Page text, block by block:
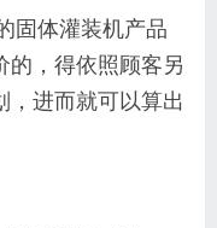
固体灌装机产品
的，得依照顾客另
，进而就可以算出